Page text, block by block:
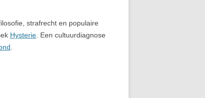
strafrecht en populaire
Hysterie . Een cultuurdiagnose